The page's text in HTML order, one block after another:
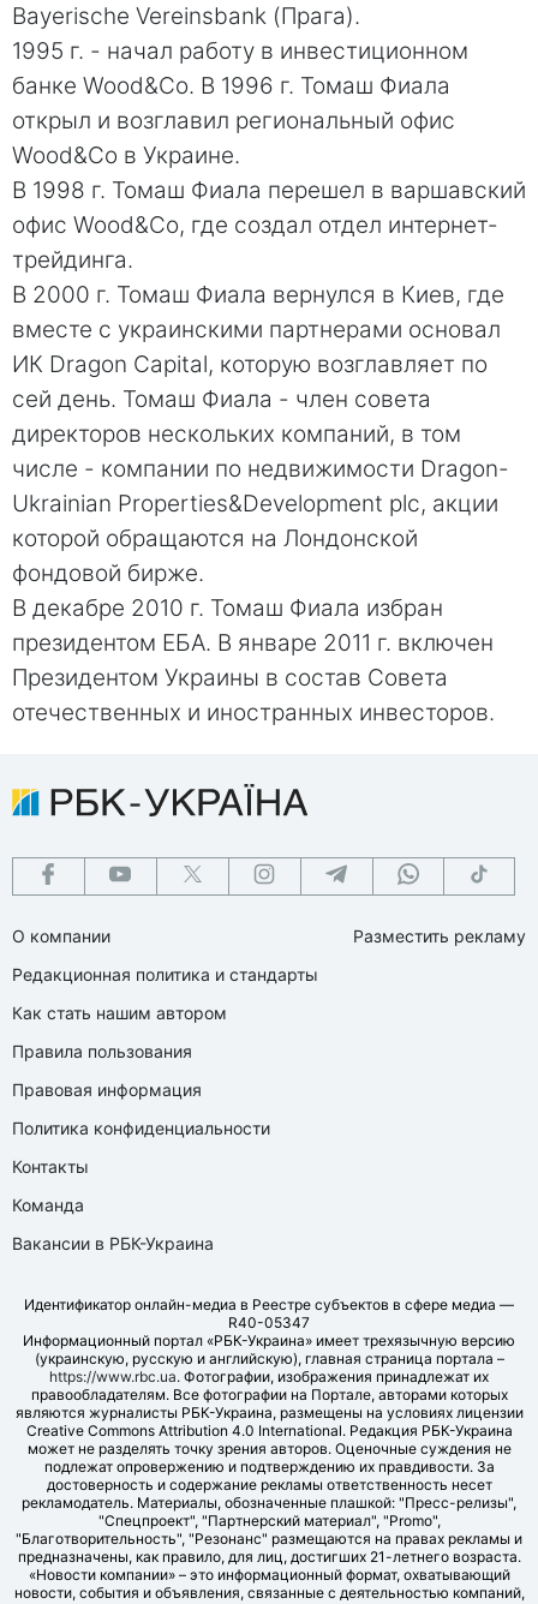
Bayerische Vereinsbank (Прага).
1995 г. - начал работу в инвестиционном
банке Wood&Co. В 1996 г. Томаш Фиала
открыл и возглавил региональный офис
Wood&Co в Украине.
В 1998 г. Томаш Фиала перешел в варшавский
офис Wood&Co, где создал отдел интернет-
трейдинга.
В 2000 г. Томаш Фиала вернулся в Киев, где
вместе с украинскими партнерами основал
ИК Dragon Capital, которую возглавляет по
сей день. Томаш Фиала - член совета
директоров нескольких компаний, в том
числе - компании по недвижимости Dragon-
Ukrainian Properties&Development plc, акции
которой обращаются на Лондонской
фондовой бирже.
В декабре 2010 г. Томаш Фиала избран
президентом ЕБА. В январе 2011 г. включен
Президентом Украины в состав Совета
отечественных и иностранных инвесторов.
О компании
Редакционная политика и стандарты
Как стать нашим автором
Правила пользования
Правовая информация
Политика конфиденциальности
Контакты
Команда
Вакансии в РБК-Украина
Разместить рекламу
Идентификатор онлайн-медиа в Реестре субъектов в сфере медиа —
R40-05347
Информационный портал «РБК-Украина» имеет трехязычную версию
(украинскую, русскую и английскую), главная страница портала –
https://www.rbc.ua. Фотографии, изображения принадлежат их
правообладателям. Все фотографии на Портале, авторами которых
являются журналисты РБК-Украина, размещены на условиях лицензии
Creative Commons Attribution 4.0 International. Редакция РБК-Украина
может не разделять точку зрения авторов. Оценочные суждения не
подлежат опровержению и подтверждению их правдивости. За
достоверность и содержание рекламы ответственность несет
рекламодатель. Материалы, обозначенные плашкой: "Пресс-релизы",
"Спецпроект", "Партнерский материал", "Promo",
"Благотворительность", "Резонанс" размещаются на правах рекламы и
предназначены, как правило, для лиц, достигших 21-летнего возраста.
«Новости компании» – это информационный формат, охватывающий
новости, события и объявления, связанные с деятельностью компаний,